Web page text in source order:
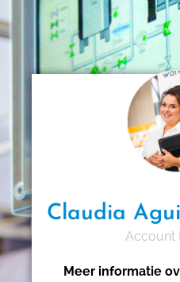
Claudia
Account
Meer informatie